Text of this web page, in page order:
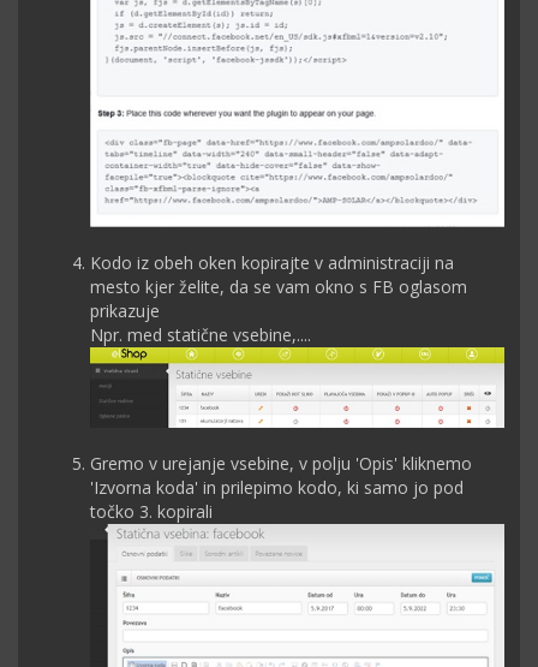
Kodo iz obeh oken kopirajte v administraciji na
mesto kjer želite, da se vam okno s FB oglasom
prikazuje
Npr. med statične vsebine,....
Gremo v urejanje vsebine, v polju 'Opis' kliknemo
'Izvorna koda' in prilepimo kodo, ki samo jo pod
točko 3. kopirali